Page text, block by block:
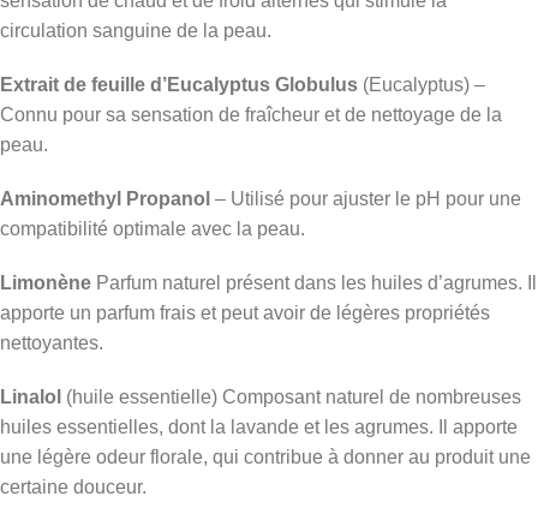
circulation sanguine de la peau.
Extrait de feuille d’Eucalyptus Globulus (Eucalyptus) –
Connu pour sa sensation de fraîcheur et de nettoyage de la
peau.
Aminomethyl Propanol – Utilisé pour ajuster le pH pour une
compatibilité optimale avec la peau.
Limonène Parfum naturel présent dans les huiles d’agrumes. Il
apporte un parfum frais et peut avoir de légères propriétés
nettoyantes.
Linalol (huile essentielle) Composant naturel de nombreuses
huiles essentielles, dont la lavande et les agrumes. Il apporte
une légère odeur florale, qui contribue à donner au produit une
certaine douceur.